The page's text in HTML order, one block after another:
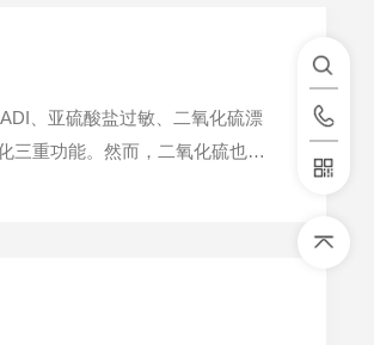
、亚硫酸盐过敏、二氧化硫漂
三重功能。然而，二氧化硫也是